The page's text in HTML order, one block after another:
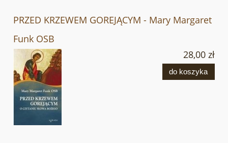
PRZED KRZEWEM GOREJĄCYM - Mary Margaret
Funk OSB
28,00 zł
do koszyka